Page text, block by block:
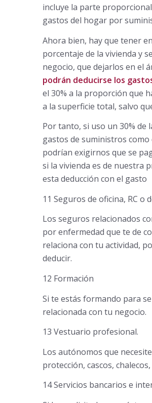
incluye la parte
gastos del hogar por
Ahora bien, hay que tener
porcentaje de la vivienda y
negocio, que dejarlos en el
podrán deducirse los
el 30% a la proporción que
a la superficie total, salvo
Por tanto, si uso un 30% de
gastos de suministros
podrían exigirnos que se
si la vivienda es de nuestra
esta deducción con el gasto
11 Seguros de oficina, RC
Los seguros relacionados
por enfermedad que te de
relaciona con tu actividad,
deducir.
12 Formación
Si te estás formando para
relacionada con tu negocio.
13 Vestuario profesional.
Los autónomos que
protección, cascos,
14 Servicios bancarios e